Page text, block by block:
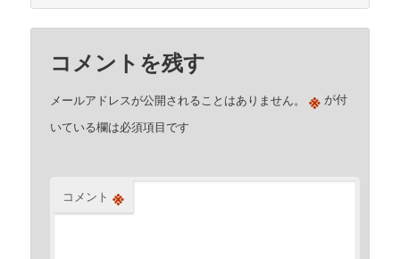
コメントを残す
メールアドレスが公開されることはありません。 ※ が付
いている欄は必須項目です
コメント ※